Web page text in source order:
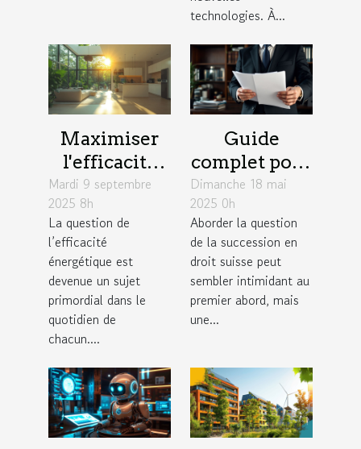
technologies. À...
Maximiser
l'efficacité
énergétique :
astuces pour
réduire votre
facture
Mardi 9 septembre
2025 8h
La question de
l’efficacité
énergétique est
devenue un sujet
primordial dans le
quotidien de
chacun....
Guide
complet pour
comprendre
et planifier
sa succession
en droit
suisse
Dimanche 18 mai
2025 0h
Aborder la question
de la succession en
droit suisse peut
sembler intimidant au
premier abord, mais
une...